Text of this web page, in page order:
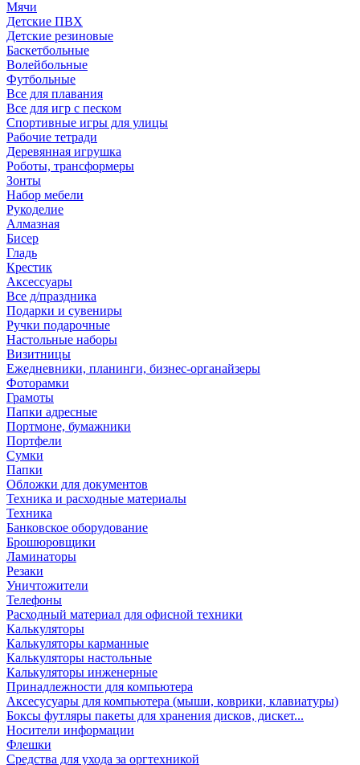
Мячи
Детские ПВХ
Детские резиновые
Баскетбольные
Волейбольные
Футбольные
Все для плавания
Все для игр с песком
Спортивные игры для улицы
Рабочие тетради
Деревянная игрушка
Роботы, трансформеры
Зонты
Набор мебели
Рукоделие
Алмазная
Бисер
Гладь
Крестик
Аксессуары
Все д/праздника
Подарки и сувениры
Ручки подарочные
Настольные наборы
Визитницы
Ежедневники, планинги, бизнес-органайзеры
Фоторамки
Грамоты
Папки адресные
Портмоне, бумажники
Портфели
Сумки
Папки
Обложки для документов
Техника и расходные материалы
Техника
Банковское оборудование
Брошюровщики
Ламинаторы
Резаки
Уничтожители
Телефоны
Расходный материал для офисной техники
Калькуляторы
Калькуляторы карманные
Калькуляторы настольные
Калькуляторы инженерные
Принадлежности для компьютера
Аксесусуары для компьютера (мыши, коврики, клавиатуры)
Боксы футляры пакеты для хранения дисков, дискет...
Носители информации
Флешки
Средства для ухода за оргтехникой